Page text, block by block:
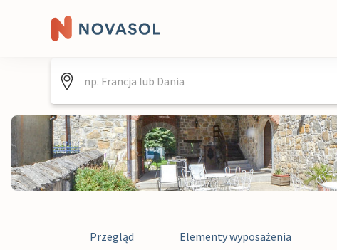
Przegląd Elementy wyposażenia